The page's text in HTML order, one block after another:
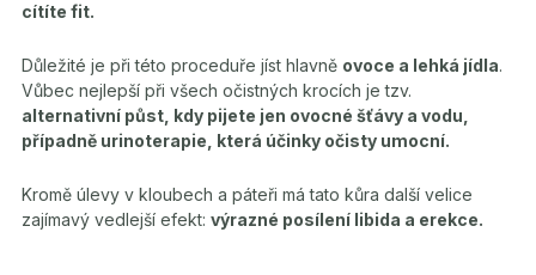
cítíte fit.
Důležité je při této proceduře jíst hlavně ovoce a lehká jídla.
Vůbec nejlepší při všech očistných krocích je tzv.
alternativní půst, kdy pijete jen ovocné šťávy a vodu,
případně urinoterapie, která účinky očisty umocní.
Kromě úlevy v kloubech a páteři má tato kůra další velice
zajímavý vedlejší efekt: výrazné posílení libida a erekce.